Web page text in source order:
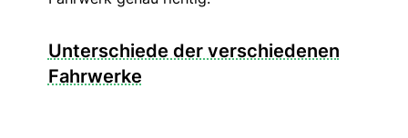
Unterschiede der verschiedenen
Fahrwerke